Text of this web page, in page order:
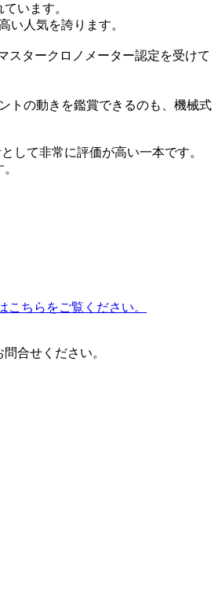
います。
い人気を誇ります。
スタークロノメーター認定を受けて
トの動きを鑑賞できるのも、機械式
して非常に評価が高い一本です。
こちらをご覧ください。
合せください。